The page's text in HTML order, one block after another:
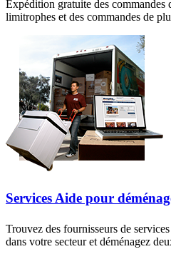
Expédition gratuite des commandes
limitrophes et des commandes de
Services Aide pour
Trouvez des fournisseurs de
dans votre secteur et déménagez